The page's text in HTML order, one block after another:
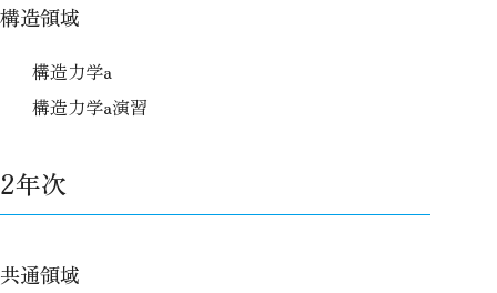
構造領域
構造力学a
構造力学a演習
2年次
共通領域